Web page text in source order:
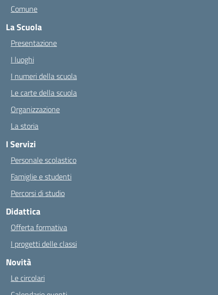
Comune
La Scuola
Presentazione
I luoghi
I numeri della scuola
Le carte della scuola
Organizzazione
La storia
I Servizi
Personale scolastico
Famiglie e studenti
Percorsi di studio
Didattica
Offerta formativa
I progetti delle classi
Novità
Le circolari